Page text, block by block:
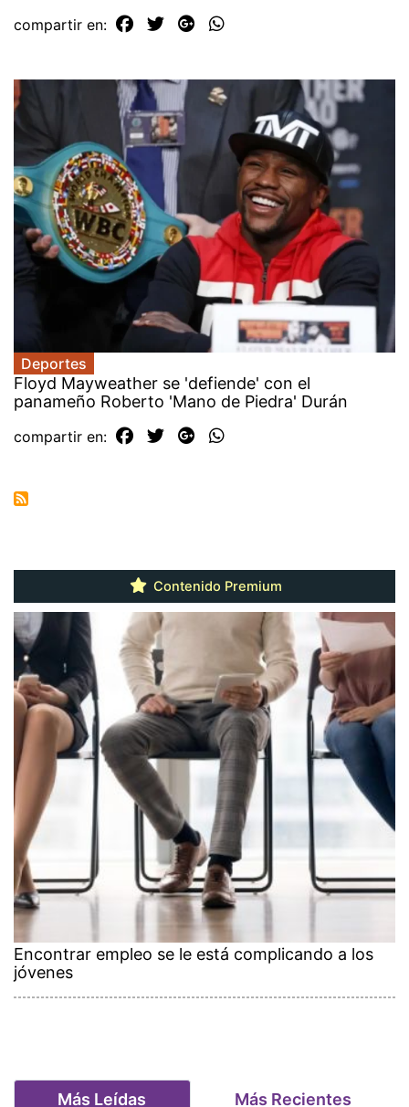
compartir en:
Deportes
Floyd Mayweather se 'defiende' con el
panameño Roberto 'Mano de Piedra' Durán
compartir en:
Contenido Premium
Encontrar empleo se le está complicando a los
jóvenes
Más Leídas Más Recientes